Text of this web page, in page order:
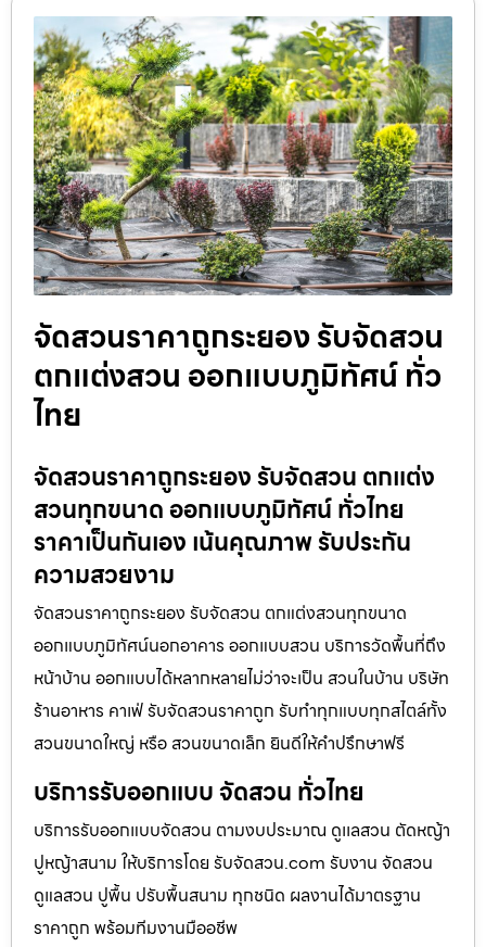
จัดสวนราคาถูกระยอง รับจัดสวน
ตกแต่งสวน ออกแบบภูมิทัศน์ ทั่ว
ไทย
จัดสวนราคาถูกระยอง รับจัดสวน ตกแต่ง
สวนทุกขนาด ออกแบบภูมิทัศน์ ทั่วไทย
ราคาเป็นกันเอง เน้นคุณภาพ รับประกัน
ความสวยงาม
จัดสวนราคาถูกระยอง รับจัดสวน ตกแต่งสวนทุกขนาด
ออกแบบภูมิทัศน์นอกอาคาร ออกแบบสวน บริการวัดพื้นที่ถึง
หน้าบ้าน ออกแบบได้หลากหลายไม่ว่าจะเป็น สวนในบ้าน บริษัท
ร้านอาหาร คาเฟ่ รับจัดสวนราคาถูก รับทำทุกแบบทุกสไตล์ทั้ง
สวนขนาดใหญ่ หรือ สวนขนาดเล็ก ยินดีให้คำปรึกษาฟรี
บริการรับออกแบบ จัดสวน ทั่วไทย
บริการรับออกแบบจัดสวน ตามงบประมาณ ดูเเลสวน ตัดหญ้า
ปูหญ้าสนาม ให้บริการโดย รับจัดสวน.com รับงาน จัดสวน
ดูแลสวน ปูพื้น ปรับพื้นสนาม ทุกชนิด ผลงานได้มาตรฐาน
ราคาถูก พร้อมทีมงานมืออชีพ